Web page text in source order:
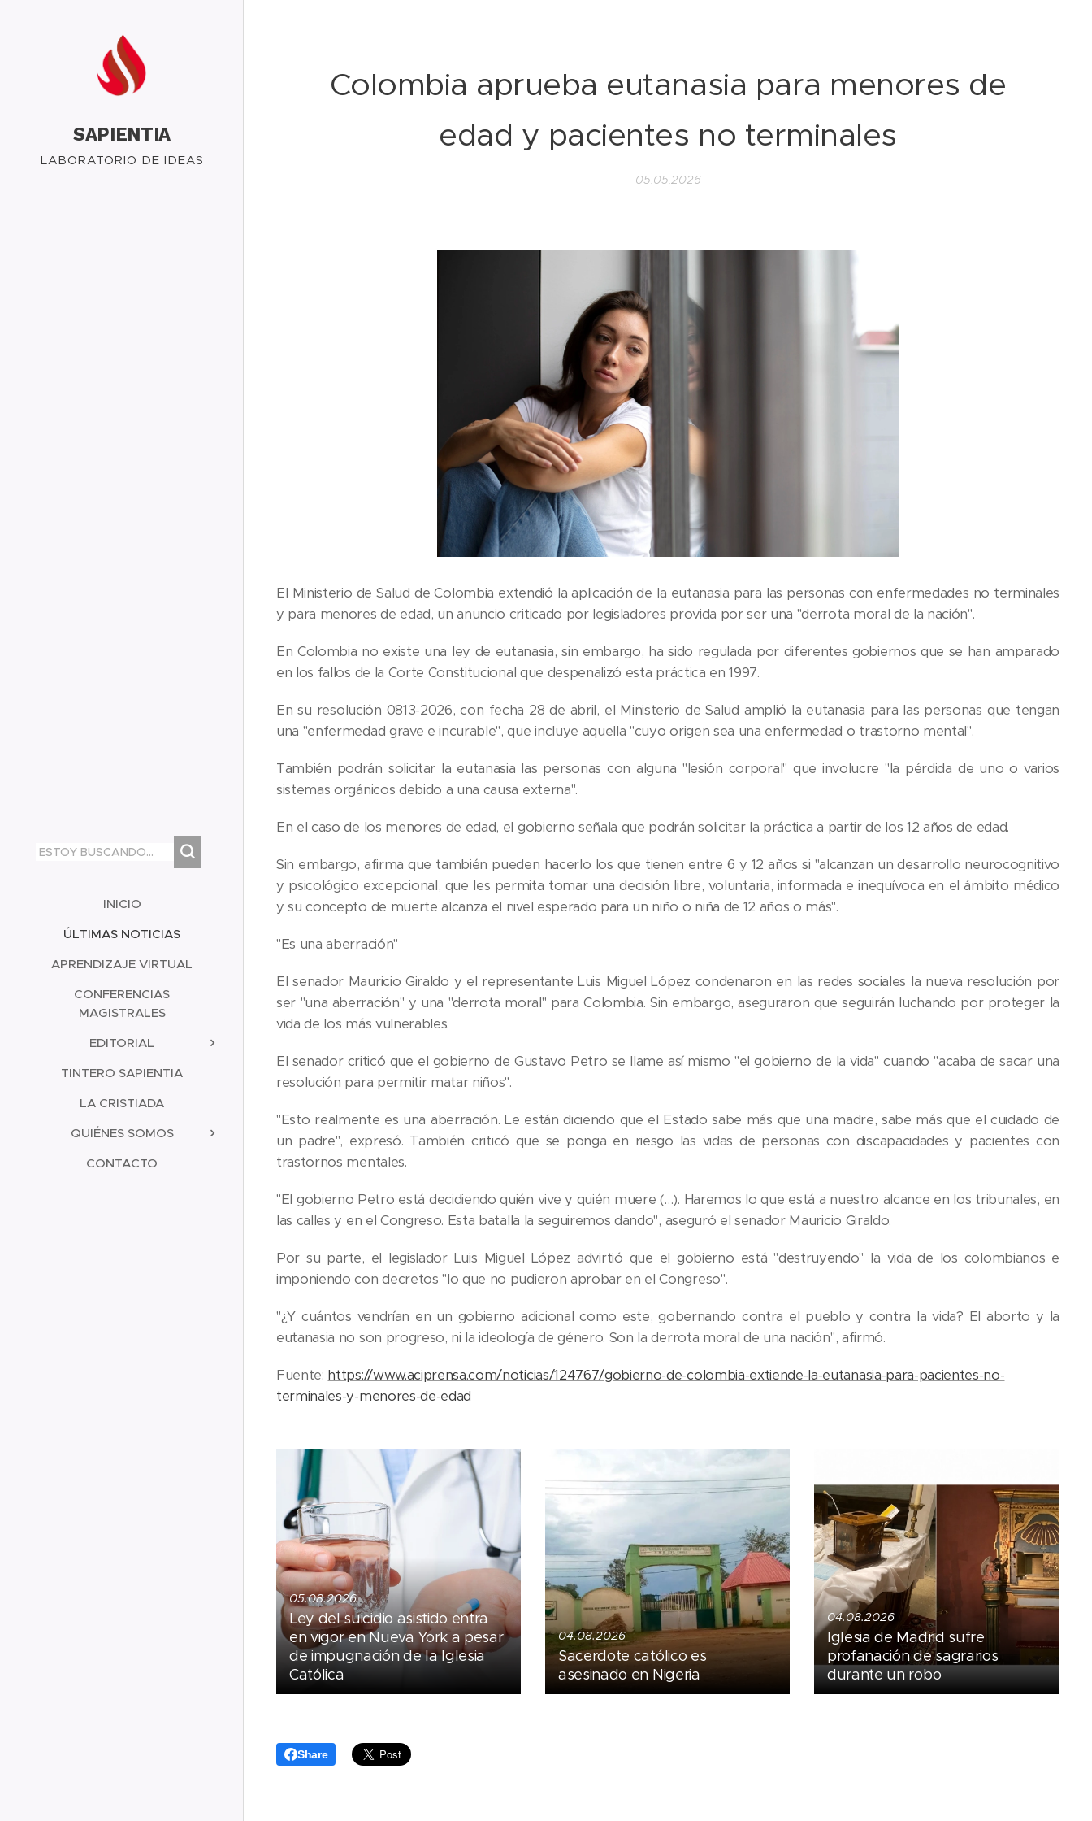
SAPIENTIA
LABORATORIO DE IDEAS
INICIO
ÚLTIMAS NOTICIAS
APRENDIZAJE VIRTUAL
CONFERENCIAS
MAGISTRALES
EDITORIAL
TINTERO SAPIENTIA
LA CRISTIADA
QUIÉNES SOMOS
CONTACTO
Colombia aprueba eutanasia para menores de
edad y pacientes no terminales
05.05.2026
El Ministerio de Salud de Colombia extendió la aplicación de la eutanasia para las personas con enfermedades no terminales
y para menores de edad, un anuncio criticado por legisladores provida por ser una "derrota moral de la nación".
En Colombia no existe una ley de eutanasia, sin embargo, ha sido regulada por diferentes gobiernos que se han amparado
en los fallos de la Corte Constitucional que despenalizó esta práctica en 1997.
En su resolución 0813-2026, con fecha 28 de abril, el Ministerio de Salud amplió la eutanasia para las personas que tengan
una "enfermedad grave e incurable", que incluye aquella "cuyo origen sea una enfermedad o trastorno mental".
También podrán solicitar la eutanasia las personas con alguna "lesión corporal" que involucre "la pérdida de uno o varios
sistemas orgánicos debido a una causa externa".
En el caso de los menores de edad, el gobierno señala que podrán solicitar la práctica a partir de los 12 años de edad.
Sin embargo, afirma que también pueden hacerlo los que tienen entre 6 y 12 años si "alcanzan un desarrollo neurocognitivo
y psicológico excepcional, que les permita tomar una decisión libre, voluntaria, informada e inequívoca en el ámbito médico
y su concepto de muerte alcanza el nivel esperado para un niño o niña de 12 años o más".
"Es una aberración"
El senador Mauricio Giraldo y el representante Luis Miguel López condenaron en las redes sociales la nueva resolución por
ser "una aberración" y una "derrota moral" para Colombia. Sin embargo, aseguraron que seguirán luchando por proteger la
vida de los más vulnerables.
El senador criticó que el gobierno de Gustavo Petro se llame así mismo "el gobierno de la vida" cuando "acaba de sacar una
resolución para permitir matar niños".
"Esto realmente es una aberración. Le están diciendo que el Estado sabe más que una madre, sabe más que el cuidado de
un padre", expresó. También criticó que se ponga en riesgo las vidas de personas con discapacidades y pacientes con
trastornos mentales.
"El gobierno Petro está decidiendo quién vive y quién muere (…). Haremos lo que está a nuestro alcance en los tribunales, en
las calles y en el Congreso. Esta batalla la seguiremos dando", aseguró el senador Mauricio Giraldo.
Por su parte, el legislador Luis Miguel López advirtió que el gobierno está "destruyendo" la vida de los colombianos e
imponiendo con decretos "lo que no pudieron aprobar en el Congreso".
"¿Y cuántos vendrían en un gobierno adicional como este, gobernando contra el pueblo y contra la vida? El aborto y la
eutanasia no son progreso, ni la ideología de género. Son la derrota moral de una nación", afirmó.
Fuente: https://www.aciprensa.com/noticias/124767/gobierno-de-colombia-extiende-la-eutanasia-para-pacientes-no-
terminales-y-menores-de-edad
05.08.2026
Ley del suicidio asistido entra
en vigor en Nueva York a pesar
de impugnación de la Iglesia
Católica
04.08.2026
Sacerdote católico es
asesinado en Nigeria
04.08.2026
Iglesia de Madrid sufre
profanación de sagrarios
durante un robo
Share